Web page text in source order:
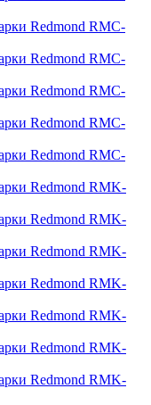
Redmond RMC-
Redmond RMC-
Redmond RMC-
Redmond RMC-
Redmond RMC-
Redmond RMK-
Redmond RMK-
Redmond RMK-
Redmond RMK-
Redmond RMK-
Redmond RMK-
Redmond RMK-